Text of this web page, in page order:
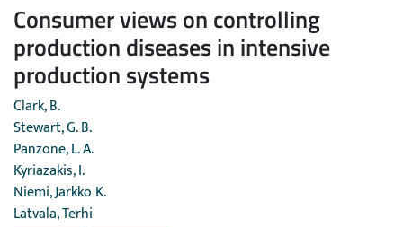
Consumer views on controlling
production diseases in intensive
production systems
Clark, B.
Stewart, G. B.
Panzone, L. A.
Kyriazakis, I.
Niemi, Jarkko K.
Latvala, Terhi